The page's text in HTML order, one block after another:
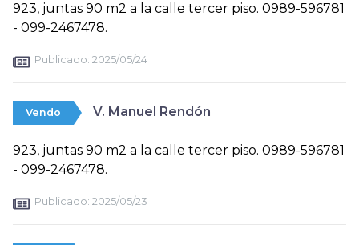
923, juntas 90 m2 a la calle tercer piso. 0989-596781
- 099-2467478.
Publicado: 2025/05/24
Vendo V. Manuel Rendón
923, juntas 90 m2 a la calle tercer piso. 0989-596781
- 099-2467478.
Publicado: 2025/05/23